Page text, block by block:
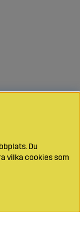
Du
vilka cookies som